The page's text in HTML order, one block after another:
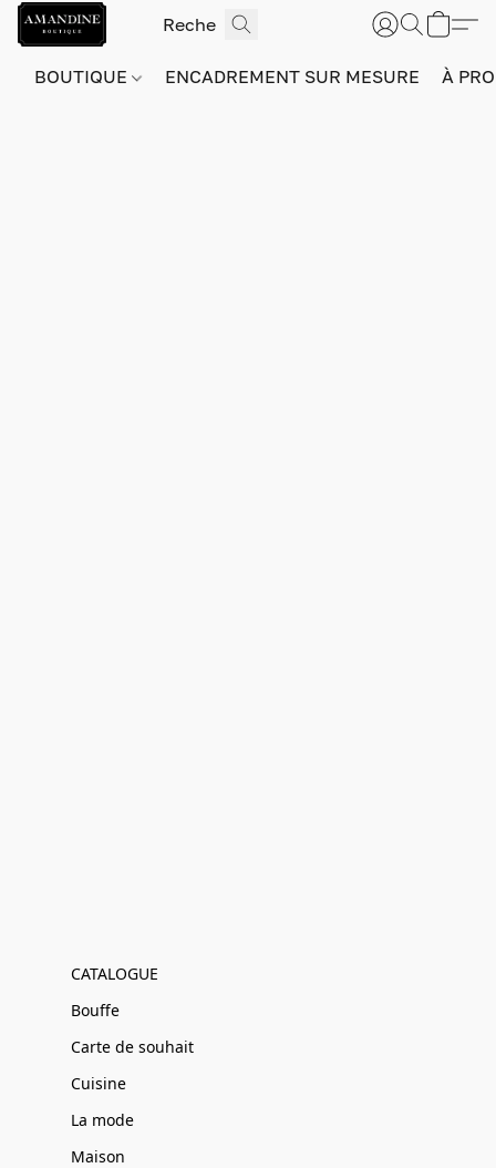
BOUTIQUE ENCADREMENT SUR MESURE À
CATALOGUE
Bouffe
Carte de souhait
Cuisine
La mode
Maison